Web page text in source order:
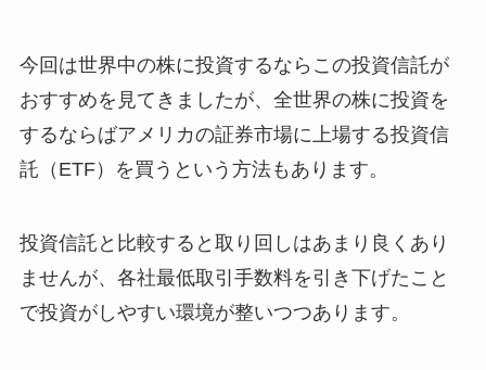
今回は世界中の株に投資するならこの投資信託が
おすすめを見てきましたが、全世界の株に投資を
するならばアメリカの証券市場に上場する投資信
託（ETF）を買うという方法もあります。
投資信託と比較すると取り回しはあまり良くあり
ませんが、各社最低取引手数料を引き下げたこと
で投資がしやすい環境が整いつつあります。